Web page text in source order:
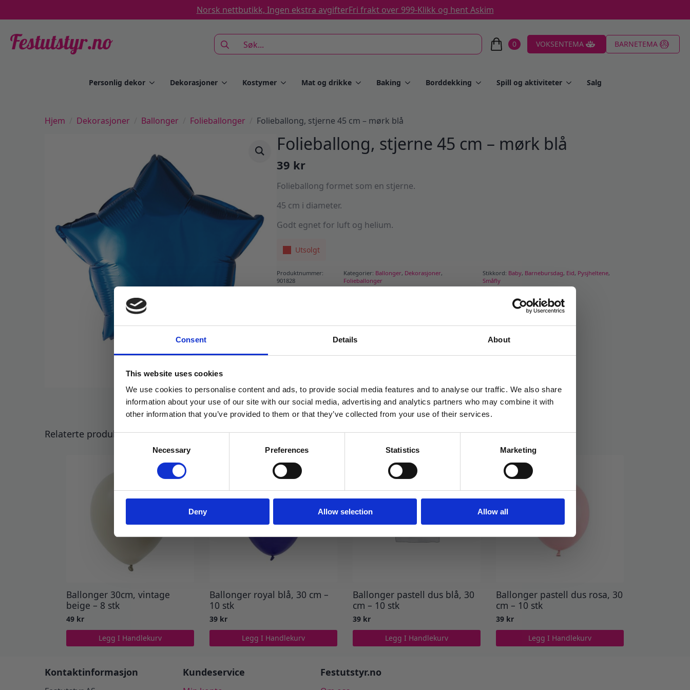
Consent Details About
This website uses cookies
We use cookies to personalise content and ads, to provide social media features and to analyse our traffic. We also share
information about your use of our site with our social media, advertising and analytics partners who may combine it with
other information that you’ve provided to them or that they’ve collected from your use of their services.
Consent
Necessary Preferences Statistics Marketing
Deny Allow selection Allow all
Norsk nettbutikk, Ingen ekstra avgifterFri frakt over 999-Klikk og hent Askim
Search
for:
0 VOKSENTEMA BARNETEMA
Personlig dekor Dekorasjoner Kostymer Mat og drikke Baking Borddekking Spill og aktiviteter Salg
Hjem Dekorasjoner Ballonger Folieballonger Folieballong, stjerne 45 cm – mørk blå
Folieballong, stjerne 45 cm – mørk blå
39 kr
Folieballong formet som en stjerne.
45 cm i diameter.
Godt egnet for luft og helium.
Utsolgt
Produktnummer:
901828
Kategorier: Ballonger, Dekorasjoner,
Folieballonger
Stikkord: Baby, Barnebursdag, Eid, Pysjheltene,
Småfly
Relaterte produkter
Ballonger 30cm, vintage
beige – 8 stk
49 kr
Legg I Handlekurv
Ballonger royal blå, 30 cm –
10 stk
39 kr
Legg I Handlekurv
Ballonger pastell dus blå, 30
cm – 10 stk
39 kr
Legg I Handlekurv
Ballonger pastell dus rosa, 30
cm – 10 stk
39 kr
Legg I Handlekurv
Kontaktinformasjon Kundeservice Festutstyr.no
få eksklusive tilbud og masse
inspirasjon rett i innboksen
Ja takk! Jeg vil gjerne få brev fra dere!